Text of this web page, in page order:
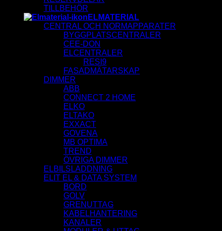
TILLBEHÖR
ELMATERIAL
CENTRAL OCH NORMAPPARATER
BYGGPLATSCENTRALER
CEE-DON
ELCENTRALER
RESI9
FASADMÄTARSKAP
DIMMER
ABB
CONNECT 2 HOME
ELKO
ELTAKO
EXXACT
GOVENA
MB OPTIMA
TREND
ÖVRIGA DIMMER
ELBILSLADDNING
ELIT EL & DATA SYSTEM
BORD
GOLV
GRENUTTAG
KABELHANTERING
KANALER